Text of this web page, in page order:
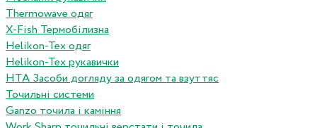
Thermowave одяг
X-Fish Термобілизна
Helikon-Tex одяг
Helikon-Tex рукавички
HTA Засоби догляду за одягом та взуттяс
Точильні системи
Ganzo точила і каміння